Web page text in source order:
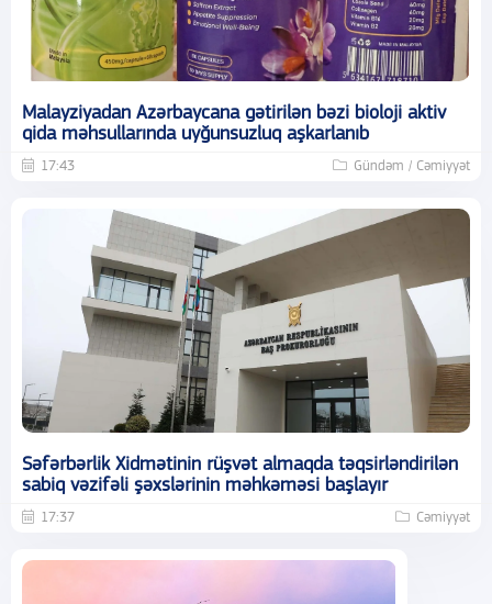
Malayziyadan Azərbaycana gətirilən bəzi bioloji aktiv
qida məhsullarında uyğunsuzluq aşkarlanıb
17:43 Gündəm / Cəmiyyət
Səfərbərlik Xidmətinin rüşvət almaqda təqsirləndirilən
sabiq vəzifəli şəxslərinin məhkəməsi başlayır
17:37 Cəmiyyət